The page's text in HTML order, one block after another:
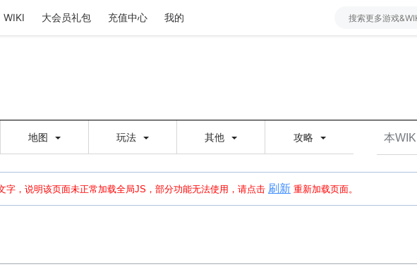
WIKI 大会员礼包 充值中心 我的
地图 玩法 其他 攻略
字，说明该页面未正常加载全局JS，部分功能无法使用，请点击 刷新 重新加载页面。
，请点击刷新或页面右上WIKI功能中的刷新按钮清除页面缓存并刷新，如果还有问题，请多尝试几次。